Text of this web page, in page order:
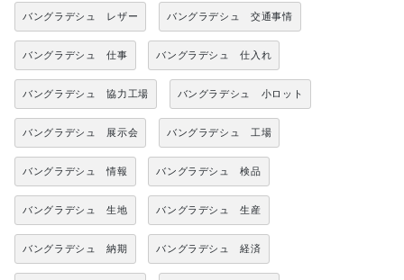
バングラデシュ レザー バングラデシュ 交通事情
バングラデシュ 仕事 バングラデシュ 仕入れ
バングラデシュ 協力工場 バングラデシュ 小ロット
バングラデシュ 展示会 バングラデシュ 工場
バングラデシュ 情報 バングラデシュ 検品
バングラデシュ 生地 バングラデシュ 生産
バングラデシュ 納期 バングラデシュ 経済